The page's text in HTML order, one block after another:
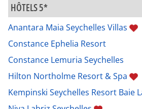
HÔTELS 5*
Anantara Maia Seychelles Villas
Constance Ephelia Resort
Constance Lemuria Seychelles
Hilton Northolme Resort & Spa
Kempinski Seychelles Resort Baie